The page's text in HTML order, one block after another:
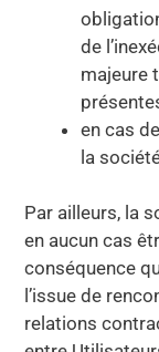
de
majeure
en cas
la
Par ailleurs, la
en aucun cas
conséquence
l’issue de
relations